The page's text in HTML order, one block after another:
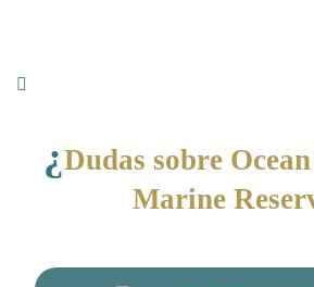
¿Dudas sobre
Marine